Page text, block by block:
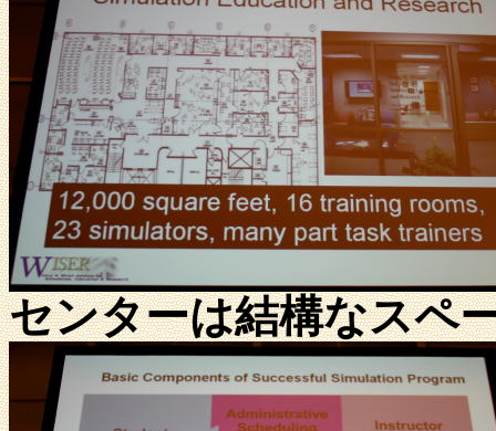
センターは結構なスペ